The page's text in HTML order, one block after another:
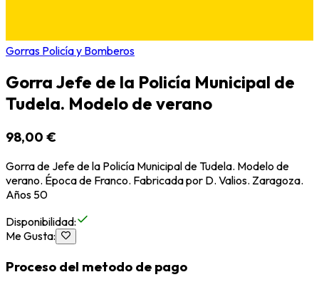
Gorras Policía y Bomberos
Gorra Jefe de la Policía Municipal de
Tudela. Modelo de verano
98,00 €
Gorra de Jefe de la Policía Municipal de Tudela. Modelo de
verano. Época de Franco. Fabricada por D. Valios. Zaragoza.
Años 50
Disponibilidad:
Me Gusta:
Proceso del metodo de pago